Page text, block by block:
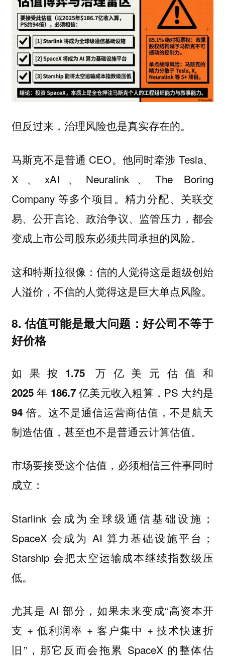
但反过来，治理风险也是真实存在的。
马斯克不是普通 CEO。他同时牵涉 Tesla、
X、xAI、Neuralink、The Boring
Company 等多个项目。精力分配、关联交
易、公开言论、政治争议、监管压力，都会
变成上市公司股东必须共同承担的风险。
这和特斯拉很像：信的人觉得这是超级创始
人溢价，不信的人觉得这是巨大单点风险。
8. 估值可能是最大问题：好公司不等于
好价格
如果按 1.75 万亿美元估值和
2025 年 186.7 亿美元收入粗算，PS 大约是
94 倍。这不是通信运营商估值，不是航天
制造估值，甚至也不是普通云计算估值。
市场要接受这个估值，必须相信三件事同时
成立：
Starlink 会成为全球级通信基础设施；
SpaceX 会成为 AI 算力基础设施平台；
Starship 会把太空运输成本继续指数级压
低。
尤其是 AI 部分，如果未来变成“高资本开
支 + 低利润率 + 客户集中 + 技术快速折
旧”，那它反而会拖累 SpaceX 的整体估